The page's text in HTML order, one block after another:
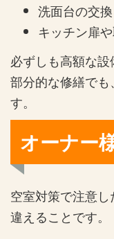
洗面台の交換
キッチン扉
必ずしも高額な設
部分的な修繕で
す。
オーナー
空室対策で注意
違えることです。